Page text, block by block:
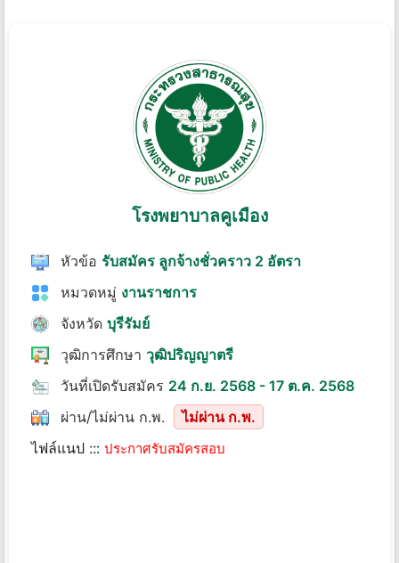
โรงพยาบาลคูเมือง
หัวข้อ รับสมัคร ลูกจ้างชั่วคราว 2 อัตรา
หมวดหมู่ งานราชการ
จังหวัด บุรีรัมย์
วุฒิการศึกษา วุฒิปริญญาตรี
วันที่เปิดรับสมัคร 24 ก.ย. 2568 - 17 ต.ค. 2568
ผ่าน/ไม่ผ่าน ก.พ.
ไม่ผ่าน ก.พ.
ไฟล์แนป ::: ประกาศรับสมัครสอบ